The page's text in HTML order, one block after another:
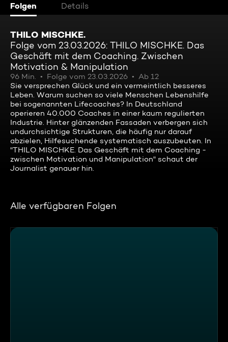
Folgen Details
THILO MISCHKE.
Folge vom 23.03.2026: THILO MISCHKE. Das
Geschäft mit dem Coaching. Zwischen
Motivation & Manipulation
96 Min. Folge vom 23.03.2026
Ab 12
Sie versprechen Glück und ein vermeintlich besseres
Leben. Warum suchen so viele Menschen Lebenshilfe
bei sogenannten Lifecoaches? In Deutschland
operieren 40.000 Coaches in einer kaum regulierten
Industrie. Hinter glänzenden Fassaden verbergen sich
undurchsichtige Strukturen, die häufig nur darauf
abzielen, Hilfesuchende systematisch auszubeuten. In
"THILO MISCHKE. Das Geschäft mit dem Coaching -
zwischen Motivation und Manipulation" schaut der
Journalist genauer hin.
Alle verfügbaren Folgen